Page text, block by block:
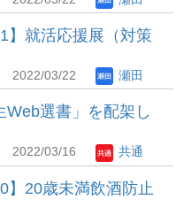
】就活応援展（対策
2022/03/22 瀬田
選書」を配架し
2022/03/16 共通
】20歳未満飲酒防止